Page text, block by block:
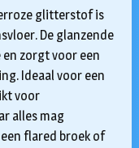
glitterstof is
De glanzende
zorgt voor een
Ideaal voor een
voor
alles mag
flared broek of